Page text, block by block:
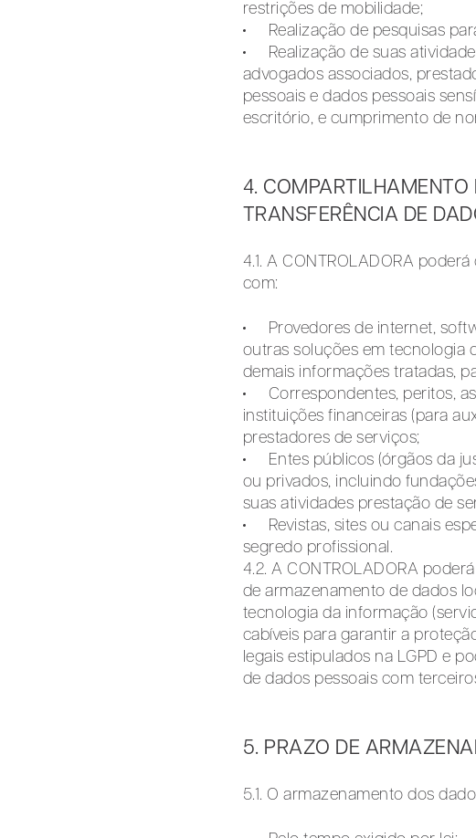
restrições de mobilidade;
Realização de pesquisas
Realização de suas
advogados associados,
pessoais e dados pessoais
escritório, e cumprimento de
4.
TRANSFERÊNCIA DE
4.1. A CONTROLADORA
com:
Provedores de internet,
outras soluções em tecnologia
demais informações tratadas,
Correspondentes, peritos,
instituições financeiras (para
prestadores de serviços;
Entes públicos (órgãos da
ou privados, incluindo
suas atividades prestação de
Revistas, sites ou canais
segredo profissional.
4.2. A CONTROLADORA
de armazenamento de dados
tecnologia da informação
cabíveis para garantir a
legais estipulados na LGPD e
de dados pessoais com
5. PRAZO DE
5.1. O armazenamento dos